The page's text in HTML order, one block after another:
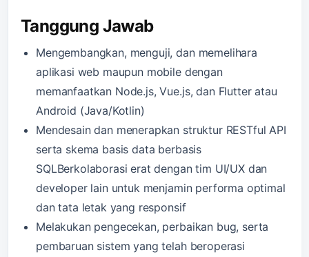
Tanggung Jawab
Mengembangkan, menguji, dan memelihara
aplikasi web maupun mobile dengan
memanfaatkan Node.js, Vue.js, dan Flutter atau
Android (Java/Kotlin)
Mendesain dan menerapkan struktur RESTful API
serta skema basis data berbasis
SQLBerkolaborasi erat dengan tim UI/UX dan
developer lain untuk menjamin performa optimal
dan tata letak yang responsif
Melakukan pengecekan, perbaikan bug, serta
pembaruan sistem yang telah beroperasi